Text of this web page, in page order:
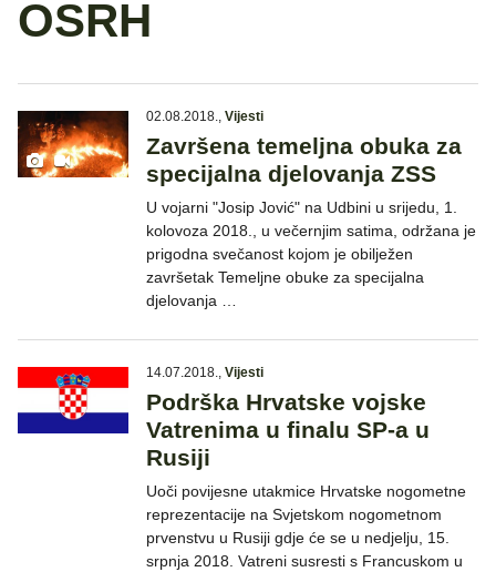
OSRH
02.08.2018., Vijesti
Završena temeljna obuka za
specijalna djelovanja ZSS
U vojarni "Josip Jović" na Udbini u srijedu, 1.
kolovoza 2018., u večernjim satima, održana je
prigodna svečanost kojom je obilježen
završetak Temeljne obuke za specijalna
djelovanja …
14.07.2018., Vijesti
Podrška Hrvatske vojske
Vatrenima u finalu SP-a u
Rusiji
Uoči povijesne utakmice Hrvatske nogometne
reprezentacije na Svjetskom nogometnom
prvenstvu u Rusiji gdje će se u nedjelju, 15.
srpnja 2018. Vatreni susresti s Francuskom u